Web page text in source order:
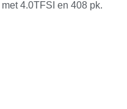
4.0TFSI en 408 pk.